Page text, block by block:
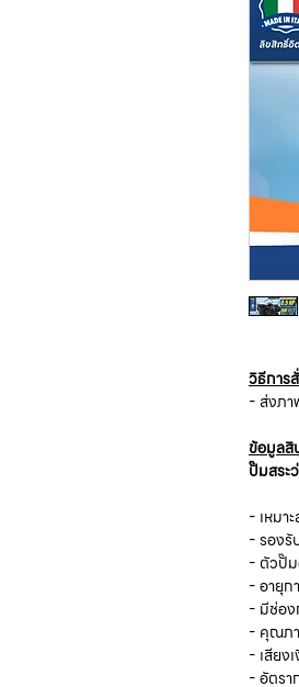
วิธีการ
- ส่งภ
ข้อมูลสิ
ปั๊มสระ
- เหมา
- รองรั
- ตัวปั๊ม
- อายุก
- มีช่อ
- คุณภา
- เสียง
- อัตรา